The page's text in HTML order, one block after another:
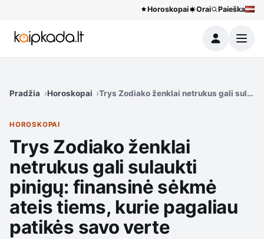
Horoskopai Orai Paieška
Meniu
Pradžia Horoskopai Trys Zodiako ženklai netrukus gali
HOROSKOPAI
Trys Zodiako ženklai
netrukus gali sulaukti
pinigų: finansinė sėkmė
ateis tiems, kurie pagaliau
patikės savo verte